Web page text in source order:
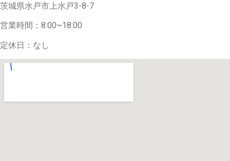
茨城県水戸市上水戸3-8-7
営業時間：8:00~18:00
定休日：なし